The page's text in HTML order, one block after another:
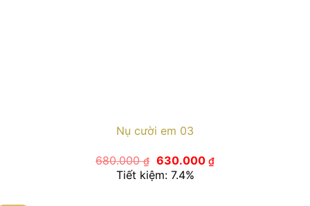
Nụ cười em 03
680.000₫ Giá
gốc
là:
630.000 ₫Giá
hiện
Tiết kiệm: 7.4%